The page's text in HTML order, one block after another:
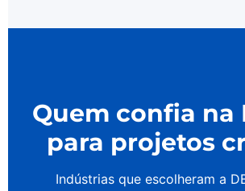
Quem confia na
para projetos
Indústrias que escolheram a